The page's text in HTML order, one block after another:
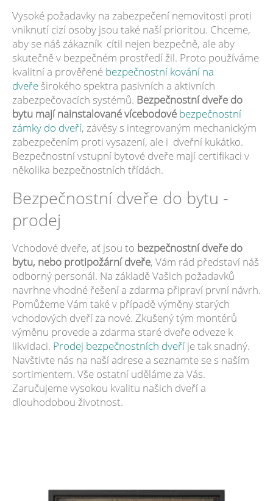
Vysoké požadavky na zabezpečení nemovitosti proti
vniknutí cizí osoby jsou také naší prioritou. Chceme,
aby se náš zákazník cítil nejen bezpečně, ale aby
skutečně v bezpečném prostředí žil. Proto používáme
kvalitní a prověřené bezpečnostní kování na
dveře širokého spektra pasivních a aktivních
zabezpečovacích systémů. Bezpečnostní dveře do
bytu mají nainstalované vícebodové bezpečnostní
zámky do dveří, závěsy s integrovaným mechanickým
zabezpečením proti vysazení, ale i dveřní kukátko.
Bezpečnostní vstupní bytové dveře mají certifikaci v
několika bezpečnostních třídách.
Bezpečnostní dveře do bytu -
prodej
Vchodové dveře, ať jsou to bezpečnostní dveře do
bytu, nebo protipožární dveře, Vám rád představí náš
odborný personál. Na základě Vašich požadavků
navrhne vhodné řešení a zdarma připraví první návrh.
Pomůžeme Vám také v případě výměny starých
vchodových dveří za nové. Zkušený tým montérů
výměnu provede a zdarma staré dveře odveze k
likvidaci. Prodej bezpečnostních dveří je tak snadný.
Navštivte nás na naší adrese a seznamte se s naším
sortimentem. Vše ostatní uděláme za Vás.
Zaručujeme vysokou kvalitu našich dveří a
dlouhodobou životnost.